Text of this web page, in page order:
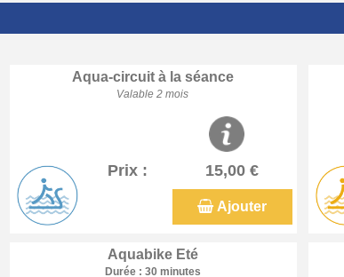
Aqua-circuit à la séance
Valable 2 mois
Prix : 15,00 €
Ajouter
Aquabike Eté
Durée : 30 minutes